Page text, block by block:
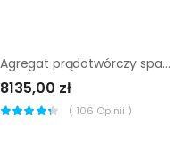
Agregat prądotwórczy spawalniczy Sumera Motor smw-220dck-K
8135,00 zł
( 106 Opinii )